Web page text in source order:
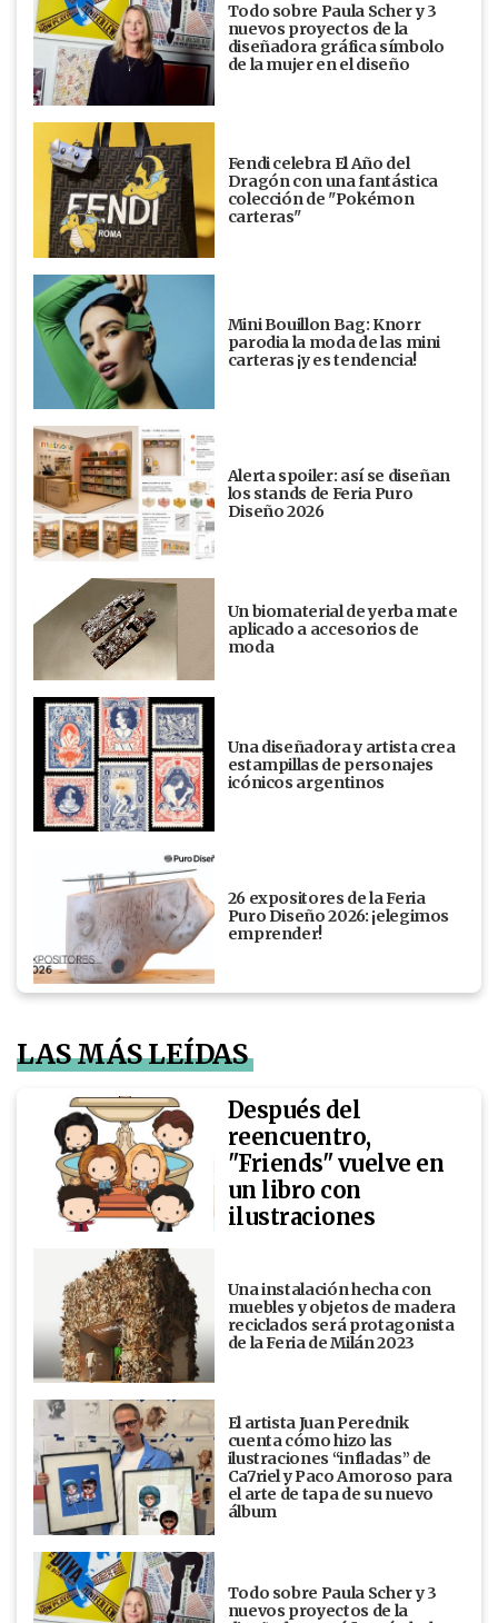
Todo sobre Paula Scher y 3
nuevos proyectos de la
diseñadora gráfica símbolo
de la mujer en el diseño
Fendi celebra El Año del
Dragón con una fantástica
colección de "Pokémon
carteras"
Mini Bouillon Bag: Knorr
parodia la moda de las mini
carteras ¡y es tendencia!
Alerta spoiler: así se diseñan
los stands de Feria Puro
Diseño 2026
Un biomaterial de yerba mate
aplicado a accesorios de
moda
Una diseñadora y artista crea
estampillas de personajes
icónicos argentinos
26 expositores de la Feria
Puro Diseño 2026: ¡elegimos
emprender!
LAS MÁS LEÍDAS
Después del
reencuentro,
"Friends" vuelve en
un libro con
ilustraciones
Una instalación hecha con
muebles y objetos de madera
reciclados será protagonista
de la Feria de Milán 2023
El artista Juan Perednik
cuenta cómo hizo las
ilustraciones “infladas” de
Ca7riel y Paco Amoroso para
el arte de tapa de su nuevo
álbum
Todo sobre Paula Scher y 3
nuevos proyectos de la